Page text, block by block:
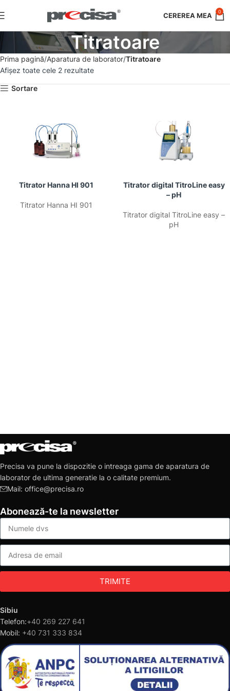
0
Titratoare
Prima pagină Aparatura de laborator Titratoare
Afișez toate cele 2 rezultate
Sortare
Titrator Hanna HI 901
Titrator Hanna HI 901
Titrator digital TitroLine easy
– pH
Titrator digital TitroLine easy –
pH
Precisa va pune la dispozitie o intreaga gama de aparatura de
laborator de ultima generatie la o calitate premium.
Mail: office@precisa.ro
Abonează-te la newsletter
TRIMITE
Sibiu
Telefon:+40 269 227 641
Mobil: +40 731 333 834